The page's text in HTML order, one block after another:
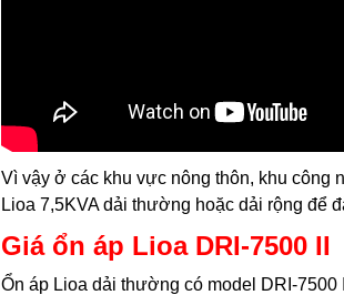
Vì vậy ở các khu vực nông thôn, khu
Lioa 7,5KVA dải thường hoặc dải rộng để
Giá ổn áp Lioa DRI-7500 II
Ổn áp Lioa dải thường có model DRI-